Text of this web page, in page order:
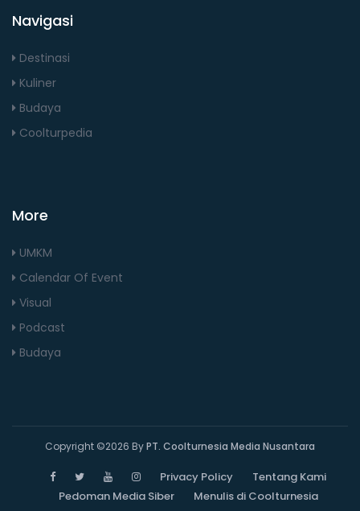
Navigasi
Destinasi
Kuliner
Budaya
Coolturpedia
More
UMKM
Calendar Of Event
Visual
Podcast
Budaya
Copyright ©2026 ByPT. Coolturnesia Media Nusantara
Privacy Policy
Tentang Kami
Pedoman Media Siber
Menulis di Coolturnesia